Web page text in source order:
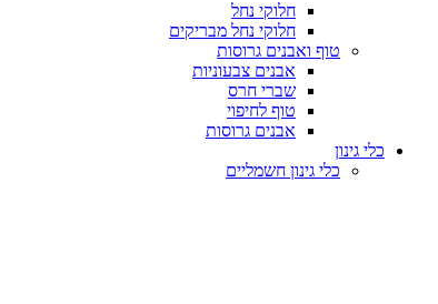
חלוקי נחל
חלוקי נחל מבריקים
טוף ואבנים גרוסות
אבנים צבעוניות
שברי חרס
טוף לחיפוי
אבנים גרוסות
כלי גינון
כלי גינון חשמליים